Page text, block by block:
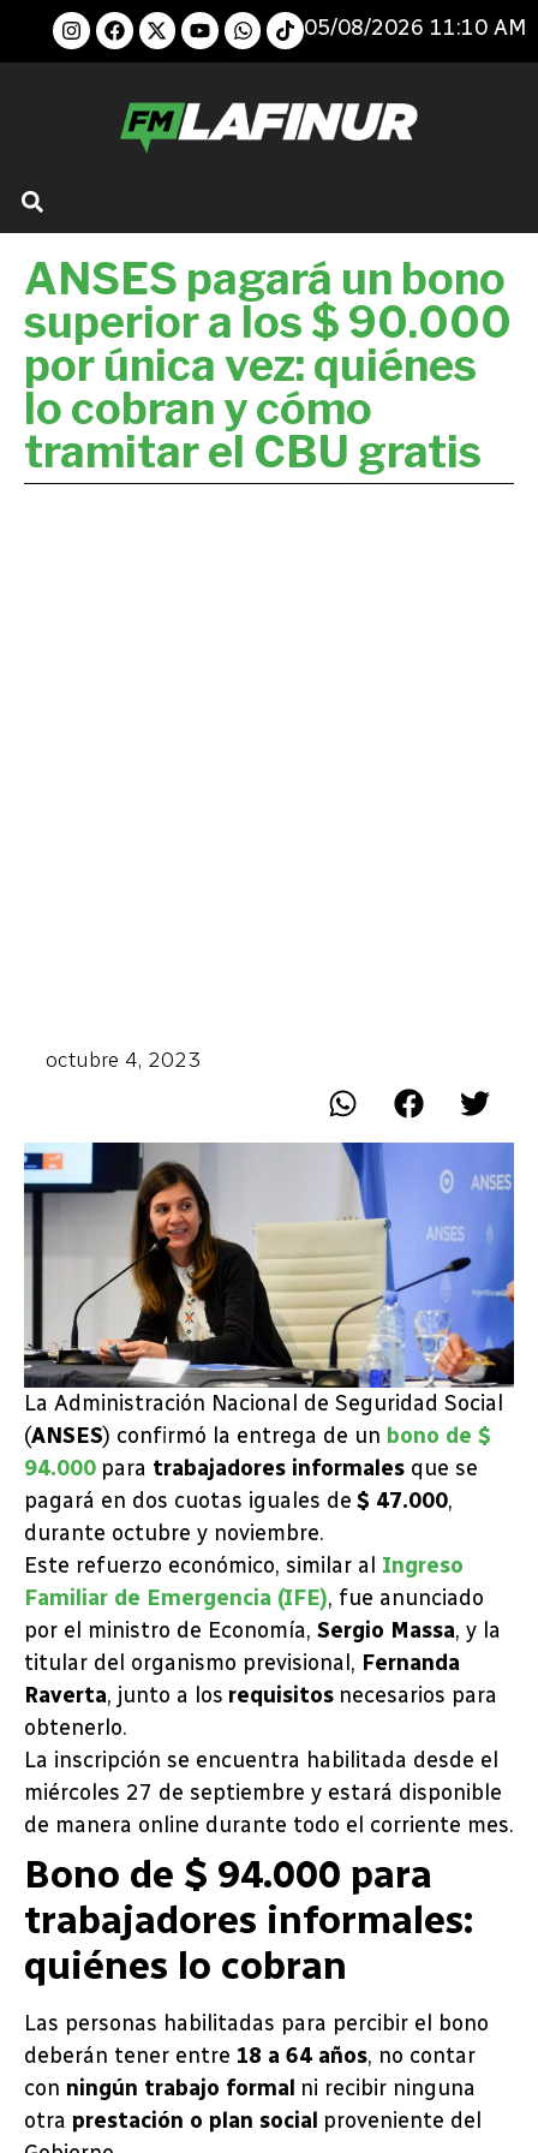
05/08/2026 11:10 AM
ANSES pagará un bono
superior a los $ 90.000
por única vez: quiénes
lo cobran y cómo
tramitar el CBU gratis
octubre 4, 2023
La Administración Nacional de Seguridad Social
(ANSES) confirmó la entrega de un bono de $
94.000 para trabajadores informales que se
pagará en dos cuotas iguales de $ 47.000,
durante octubre y noviembre.
Este refuerzo económico, similar al Ingreso
Familiar de Emergencia (IFE), fue anunciado
por el ministro de Economía, Sergio Massa, y la
titular del organismo previsional, Fernanda
Raverta, junto a los requisitos necesarios para
obtenerlo.
La inscripción se encuentra habilitada desde el
miércoles 27 de septiembre y estará disponible
de manera online durante todo el corriente mes.
Bono de $ 94.000 para
trabajadores informales:
quiénes lo cobran
Las personas habilitadas para percibir el bono
deberán tener entre 18 a 64 años, no contar
con ningún trabajo formal ni recibir ninguna
otra prestación o plan social proveniente del